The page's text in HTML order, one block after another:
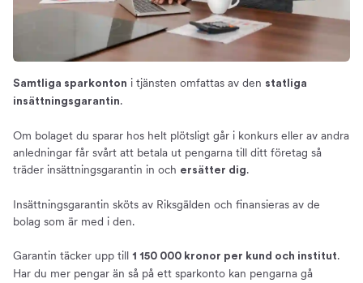
Samtliga sparkonton i tjänsten omfattas av den statliga
insättningsgarantin.
Om bolaget du sparar hos helt plötsligt går i konkurs eller av andra
anledningar får svårt att betala ut pengarna till ditt företag så
träder insättningsgarantin in och ersätter dig.
Insättningsgarantin sköts av Riksgälden och finansieras av de
bolag som är med i den.
Garantin täcker upp till 1 150 000 kronor per kund och institut.
Har du mer pengar än så på ett sparkonto kan pengarna gå